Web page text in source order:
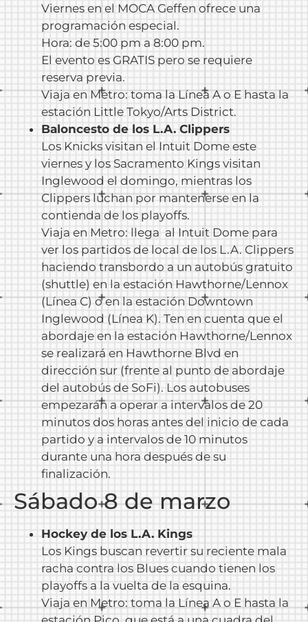
Viernes en el MOCA Geffen ofrece una
programación especial.
Hora: de 5:00 pm a 8:00 pm.
El evento es GRATIS pero se requiere
reserva previa.
Viaja en Metro: toma la Línea A o E hasta la
estación Little Tokyo/Arts District.
Baloncesto de los L.A. Clippers
Los Knicks visitan el Intuit Dome este
viernes y los Sacramento Kings visitan
Inglewood el domingo, mientras los
Clippers luchan por mantenerse en la
contienda de los playoffs.
Viaja en Metro: llega al Intuit Dome para
ver los partidos de local de los L.A. Clippers
haciendo transbordo a un autobús gratuito
(shuttle) en la estación Hawthorne/Lennox
(Línea C) o en la estación Downtown
Inglewood (Línea K). Ten en cuenta que el
abordaje en la estación Hawthorne/Lennox
se realizará en Hawthorne Blvd en
dirección sur (frente al punto de abordaje
del autobús de SoFi). Los autobuses
empezarán a operar a intervalos de 20
minutos dos horas antes del inicio de cada
partido y a intervalos de 10 minutos
durante una hora después de su
finalización.
Sábado 8 de marzo
Hockey de los L.A. Kings
Los Kings buscan revertir su reciente mala
racha contra los Blues cuando tienen los
playoffs a la vuelta de la esquina.
Viaja en Metro: toma la Línea A o E hasta la